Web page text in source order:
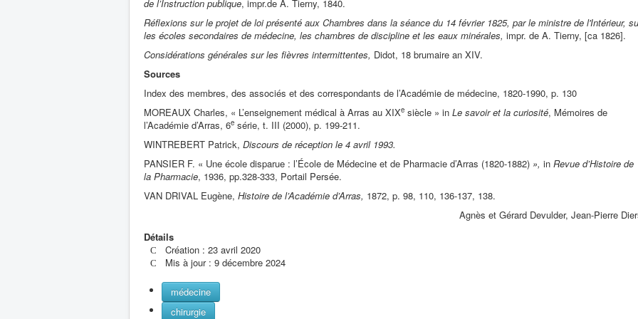
de l’Instruction publique, impr.de A. Tierny, 1840.
Réflexions sur le projet de loi présenté aux Chambres dans la séance du 14 février 1825, par le ministre de l'Intérieur,
les écoles secondaires de médecine, les chambres de discipline et les eaux minérales, impr. de A. Tierny, [ca 1826].
Considérations générales sur les fièvres intermittentes, Didot, 18 brumaire an XIV.
Sources
Index des membres, des associés et des correspondants de l’Académie de médecine, 1820-1990, p. 130
MOREAUX Charles, « L’enseignement médical à Arras au XIXe siècle » in Le savoir et la curiosité, Mémoires de
l’Académie d’Arras, 6e série, t. III (2000), p. 199-211.
WINTREBERT Patrick, Discours de réception le 4 avril 1993.
PANSIER F. « Une école disparue : l’École de Médecine et de Pharmacie d’Arras (1820-1882) », in Revue d’Histoire de
la Pharmacie, 1936, pp.328-333, Portail Persée.
VAN DRIVAL Eugène, Histoire de l’Académie d’Arras, 1872, p. 98, 110, 136-137, 138.
Agnès et Gérard Devulder, Jean-Pierre
Détails
Création : 23 avril 2020
Mis à jour : 9 décembre 2024
médecine
chirurgie